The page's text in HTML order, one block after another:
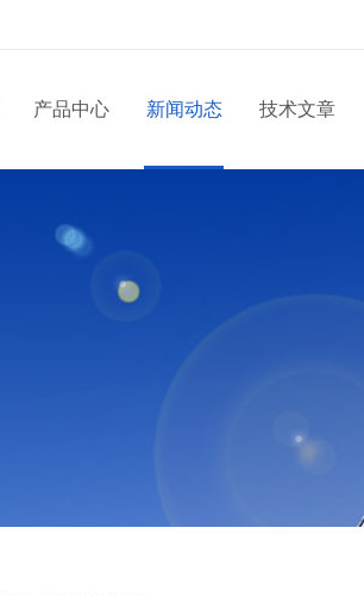
产品中心 新闻动态 技术文章